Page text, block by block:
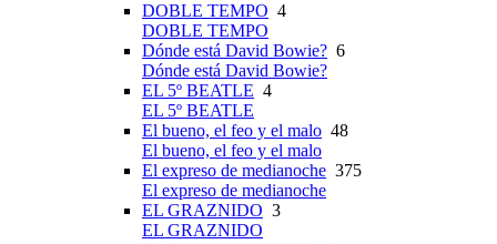
DOBLE TEMPO 4
DOBLE TEMPO
Dónde está David Bowie? 6
Dónde está David Bowie?
EL 5º BEATLE 4
EL 5º BEATLE
El bueno, el feo y el malo 48
El bueno, el feo y el malo
El expreso de medianoche 375
El expreso de medianoche
EL GRAZNIDO 3
EL GRAZNIDO